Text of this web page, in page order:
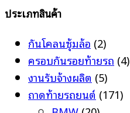
ประเภทสินค้า
กันโคลนซุ้มล้อ (2)
ครอบกันรอยท้ายรถ (4)
งานรับจ้างผลิต (5)
ถาดท้ายรถยนต์ (171)